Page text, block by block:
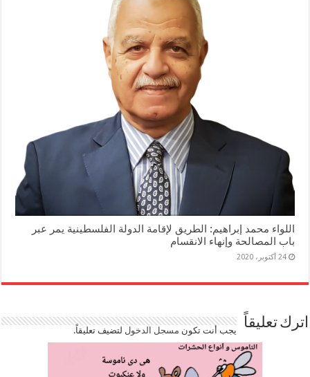
اللواء محمد إبراهيم: الطريق لإقامة الدولة الفلسطينية يمر عبر
باب المصالحة وإنهاء الانقسام
24 أكتوبر، 2020
اترك تعليقاً يجب أنت تكون مسجل الدخوللتضيف تعليقاً.